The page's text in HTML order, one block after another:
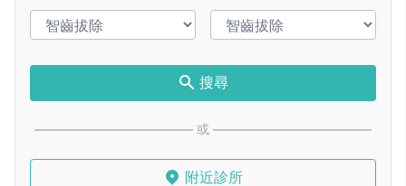
搜尋
或
附近診所